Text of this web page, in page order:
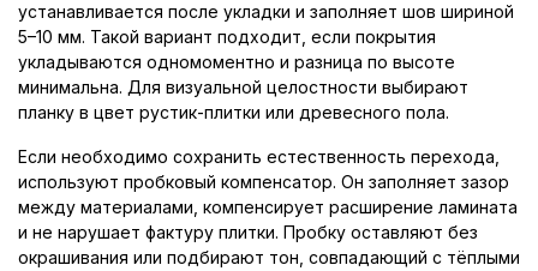
устанавливается после укладки и заполняет шов шириной
5–10 мм. Такой вариант подходит, если покрытия
укладываются одномоментно и разница по высоте
минимальна. Для визуальной целостности выбирают
планку в цвет рустик-плитки или древесного пола.
Если необходимо сохранить естественность перехода,
используют пробковый компенсатор. Он заполняет зазор
между материалами, компенсирует расширение ламината
и не нарушает фактуру плитки. Пробку оставляют без
окрашивания или подбирают тон, совпадающий с тёплыми